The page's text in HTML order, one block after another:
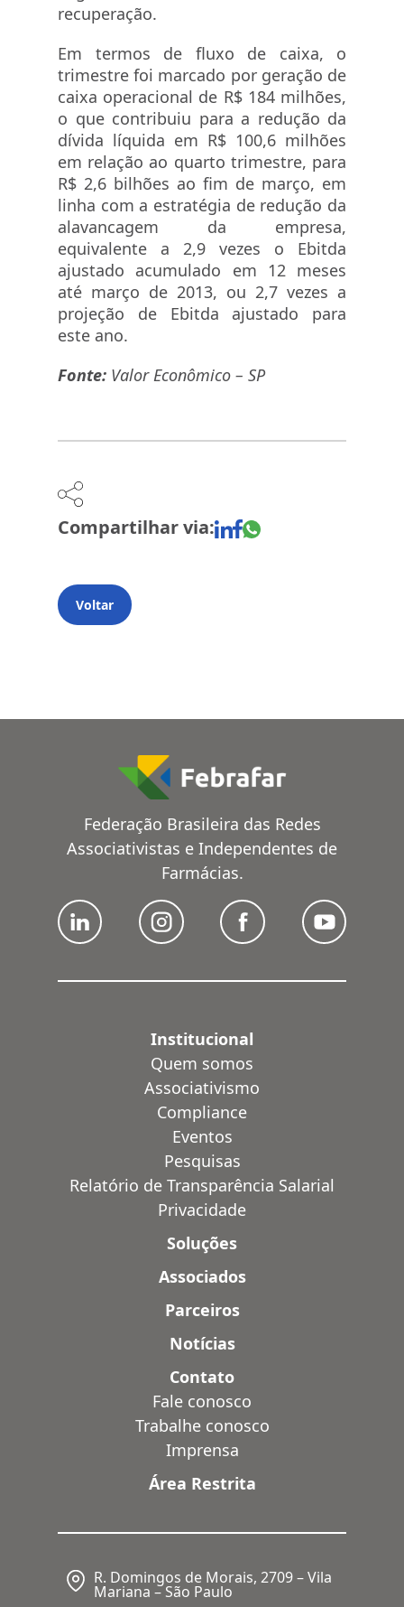
recuperação.
Em termos de fluxo de caixa, o
trimestre foi marcado por geração de
caixa operacional de R$ 184 milhões,
o que contribuiu para a redução da
dívida líquida em R$ 100,6 milhões
em relação ao quarto trimestre, para
R$ 2,6 bilhões ao fim de março, em
linha com a estratégia de redução da
alavancagem da empresa,
equivalente a 2,9 vezes o Ebitda
ajustado acumulado em 12 meses
até março de 2013, ou 2,7 vezes a
projeção de Ebitda ajustado para
este ano.
Fonte: Valor Econômico – SP
Compartilhar via:
Voltar
Federação Brasileira das Redes
Associativistas e Independentes de
Farmácias.
Institucional
Quem somos
Associativismo
Compliance
Eventos
Pesquisas
Relatório de Transparência Salarial
Privacidade
Soluções
Associados
Parceiros
Notícias
Contato
Fale conosco
Trabalhe conosco
Imprensa
Área Restrita
R. Domingos de Morais, 2709 – Vila
Mariana – São Paulo